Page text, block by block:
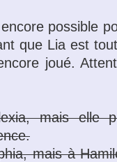
possible
que Lia est
joué.
mais elle
mais à